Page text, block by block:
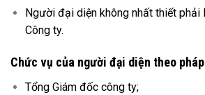
Người đại diện không nhất thiết
Công ty.
Chức vụ của người đại diện theo
Tổng Giám đốc công ty;